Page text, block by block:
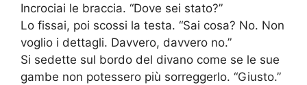
Incrociai le braccia. “Dove sei stato?”
Lo fissai, poi scossi la testa. “Sai cosa? No. Non
voglio i dettagli. Davvero, davvero no.”
Si sedette sul bordo del divano come se le sue
gambe non potessero più sorreggerlo. “Giusto.”